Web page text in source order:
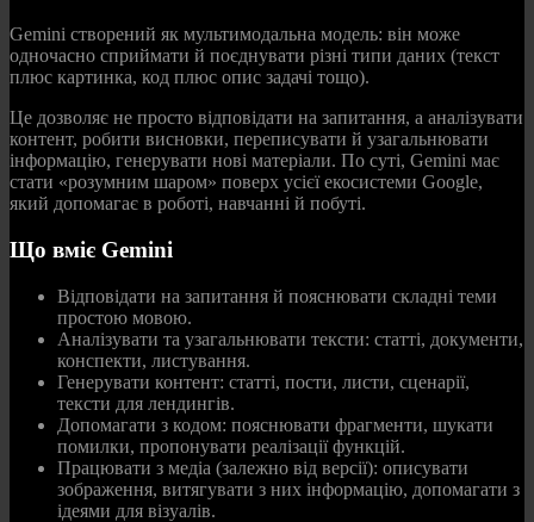
Gemini створений як мультимодальна модель: він може
одночасно сприймати й поєднувати різні типи даних (текст
плюс картинка, код плюс опис задачі тощо).
Це дозволяє не просто відповідати на запитання, а аналізувати
контент, робити висновки, переписувати й узагальнювати
інформацію, генерувати нові матеріали. По суті, Gemini має
стати «розумним шаром» поверх усієї екосистеми Google,
який допомагає в роботі, навчанні й побуті.
Що вміє Gemini
Відповідати на запитання й пояснювати складні теми
простою мовою.
Аналізувати та узагальнювати тексти: статті, документи,
конспекти, листування.
Генерувати контент: статті, пости, листи, сценарії,
тексти для лендингів.
Допомагати з кодом: пояснювати фрагменти, шукати
помилки, пропонувати реалізації функцій.
Працювати з медіа (залежно від версії): описувати
зображення, витягувати з них інформацію, допомагати з
ідеями для візуалів.